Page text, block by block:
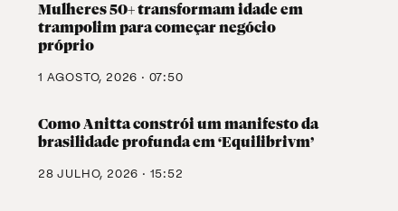
Mulheres 50+ transformam idade em
trampolim para começar negócio
próprio
1 AGOSTO, 2026 · 07:50
Como Anitta constrói um manifesto da
brasilidade profunda em ‘Equilibrivm’
28 JULHO, 2026 · 15:52